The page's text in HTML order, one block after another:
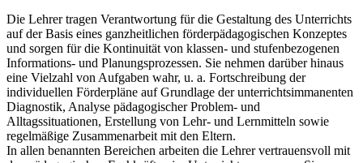
Die Lehrer tragen Verantwortung für die Gestaltung des Unterrichts
auf der Basis eines ganzheitlichen förderpädagogischen Konzeptes
und sorgen für die Kontinuität von klassen- und stufenbezogenen
Informations- und Planungsprozessen. Sie nehmen darüber hinaus
eine Vielzahl von Aufgaben wahr, u. a. Fortschreibung der
individuellen Förderpläne auf Grundlage der unterrichtsimmanenten
Diagnostik, Analyse pädagogischer Problem- und
Alltagssituationen, Erstellung von Lehr- und Lernmitteln sowie
regelmäßige Zusammenarbeit mit den Eltern.
In allen benannten Bereichen arbeiten die Lehrer vertrauensvoll mit